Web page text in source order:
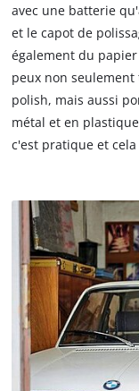
avec une batterie
et le capot de
également du
peux non
polish, mais aussi
métal et en
c'est pratique et